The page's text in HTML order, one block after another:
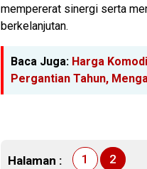
mempererat sinergi serta
berkelanjutan.
Baca Juga: Harga
Pergantian Tahun,
Halaman : 1 2